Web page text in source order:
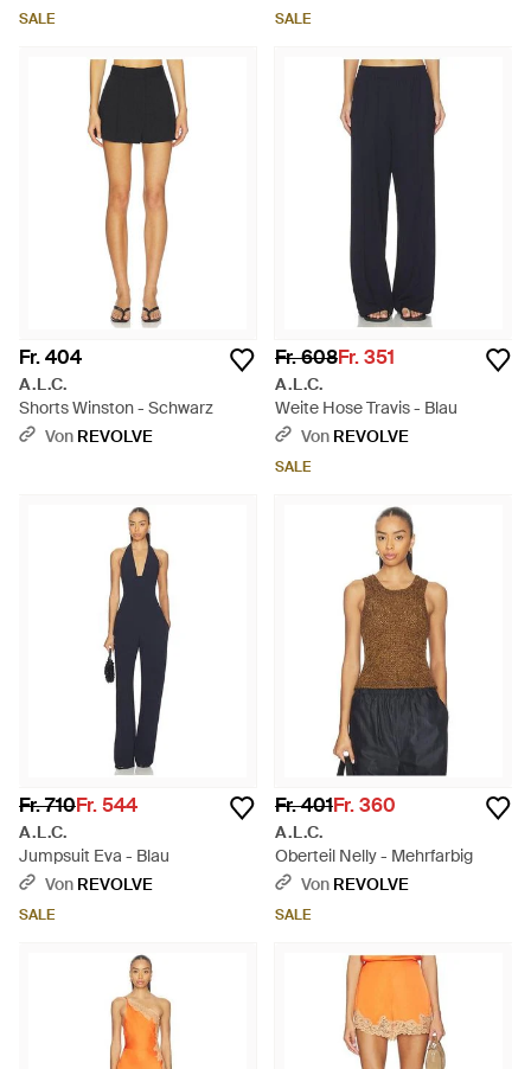
SALE SALE
Fr. 404
A.L.C.
Shorts Winston - Schwarz
Von REVOLVE
Fr. 608Fr. 351
A.L.C.
Weite Hose Travis - Blau
Von REVOLVE
SALE
Fr. 710Fr. 544
A.L.C.
Jumpsuit Eva - Blau
Von REVOLVE
SALE
Fr. 401Fr. 360
A.L.C.
Oberteil Nelly - Mehrfarbig
Von REVOLVE
SALE